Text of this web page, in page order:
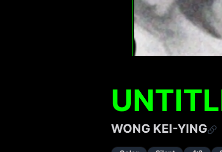
WONG KEI-YING